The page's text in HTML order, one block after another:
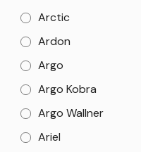
Arctic
Ardon
Argo
Argo Kobra
Argo Wallner
Ariel